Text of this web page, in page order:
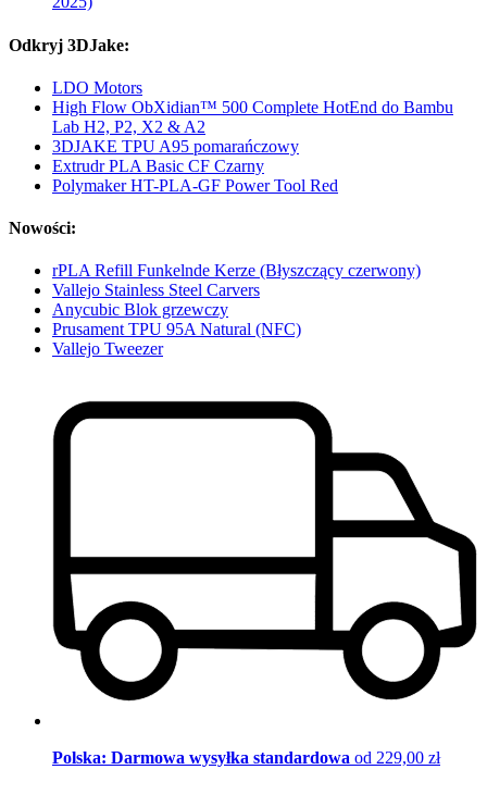
Odkryj 3DJake:
LDO Motors
High Flow ObXidian™ 500 Complete HotEnd do Bambu
Lab H2, P2, X2 & A2
3DJAKE TPU A95 pomarańczowy
Extrudr PLA Basic CF Czarny
Polymaker HT-PLA-GF Power Tool Red
Nowości:
rPLA Refill Funkelnde Kerze (Błyszczący czerwony)
Vallejo Stainless Steel Carvers
Anycubic Blok grzewczy
Prusament TPU 95A Natural (NFC)
Vallejo Tweezer
Polska: Darmowa wysyłka standardowa od 229,00 zł